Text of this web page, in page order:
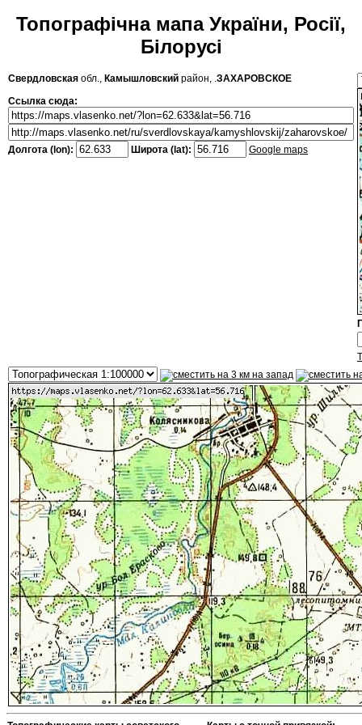
Топографічна мапа України, Росії,
Білорусі
Свердловская обл., Камышловский район, .ЗАХАРОВСКОЕ
Ссылка сюда:
Долгота (lon): Широта (lat): Google maps